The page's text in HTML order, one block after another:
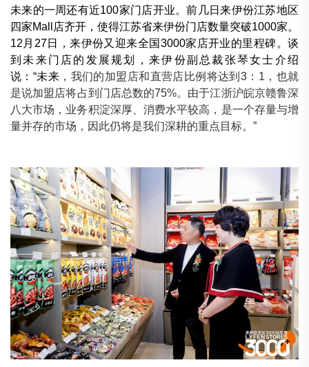
未来的一周还有近100家门店开业。前几日来伊份江苏地区
四家Mall店齐开，使得江苏省来伊份门店数量突破1000家。
12月27日，来伊份又迎来全国3000家店开业的里程碑。谈
到未来门店的发展规划，来伊份副总裁张琴女士介绍
说：“未来 ，我们的加盟店和直营店比例将达到3：1，也就
是说加盟店将占到门店总数的75%。由于江浙沪皖京赣鲁深
八大市场，业务积淀深厚、消费水平较高，是一个存量与增
量并存的市场，因此仍将是我们深耕的重点目标。”